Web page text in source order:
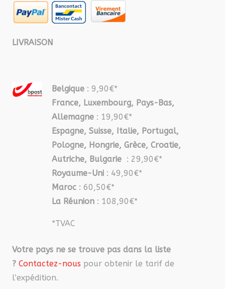
LIVRAISON
Belgique : 9,90€*
France, Luxembourg, Pays-Bas,
Allemagne : 19,90€*
Espagne, Suisse, Italie, Portugal,
Pologne, Hongrie, Grèce, Croatie,
Autriche, Bulgarie : 29,90€*
Royaume-Uni : 49,90€*
Maroc : 60,50€*
La Réunion : 108,90€*
*TVAC
Votre pays ne se trouve pas dans la liste
? Contactez-nous pour obtenir le tarif de
l’expédition.